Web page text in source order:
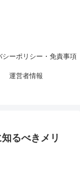
シーポリシー・免責事項
運営者情報
るべきメリ